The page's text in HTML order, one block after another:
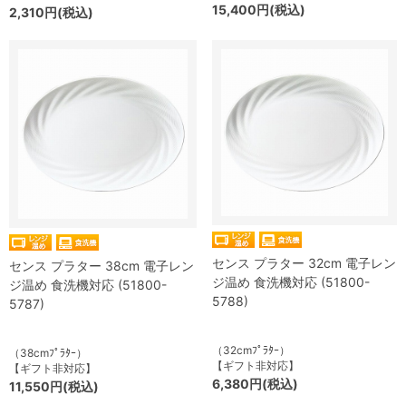
2,310円(税込) 15,400円(税込)
センス プラター 38cm 電子レン
ジ温め 食洗機対応 (51800-
5787)
（38cmﾌﾟﾗﾀｰ）
【ギフト非対応】
11,550円(税込)
センス プラター 32cm 電子レン
ジ温め 食洗機対応 (51800-
5788)
（32cmﾌﾟﾗﾀｰ）
【ギフト非対応】
6,380円(税込)